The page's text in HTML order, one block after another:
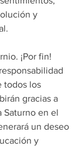
y
¡Por fin!
todos los
gracias a
Saturno en el
un deseo
y